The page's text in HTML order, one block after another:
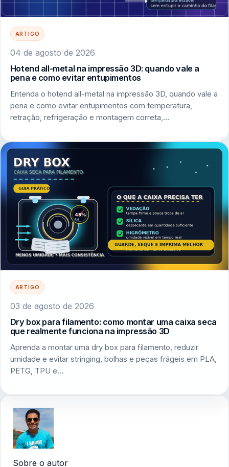
ARTIGO
04 de agosto de 2026
Hotend all-metal na impressão 3D: quando vale a
pena e como evitar entupimentos
Entenda o hotend all-metal na impressão 3D, quando vale a
pena e como evitar entupimentos com temperatura,
retração, refrigeração e montagem correta,…
ARTIGO
03 de agosto de 2026
Dry box para filamento: como montar uma caixa seca
que realmente funciona na impressão 3D
Aprenda a montar uma dry box para filamento, reduzir
umidade e evitar stringing, bolhas e peças frágeis em PLA,
PETG, TPU e…
Sobre o autor